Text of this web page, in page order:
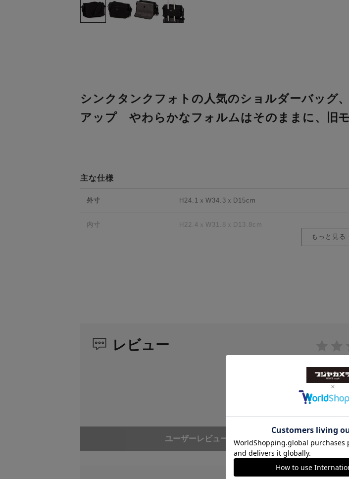
シンクタンクフォトの人気のショルダーバッグ
アップ やわらかなフォルムはそのままに、旧
主な仕様
外寸 H24.1ｘW34.3ｘD15cm
内寸 H22.4ｘW31.8ｘD13.8cm
もっと見る
レビュー
レ
ユーザーレビュー （0）